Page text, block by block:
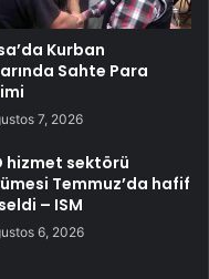
Kurban
Sahte Para
7, 2026
hizmet sektörü
Temmuz’da hafif
– ISM
6, 2026